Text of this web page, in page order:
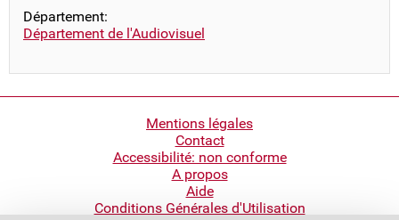
Département:
Département de l'Audiovisuel
Mentions légales
Contact
Accessibilité: non conforme
A propos
Aide
Conditions Générales d'Utilisation